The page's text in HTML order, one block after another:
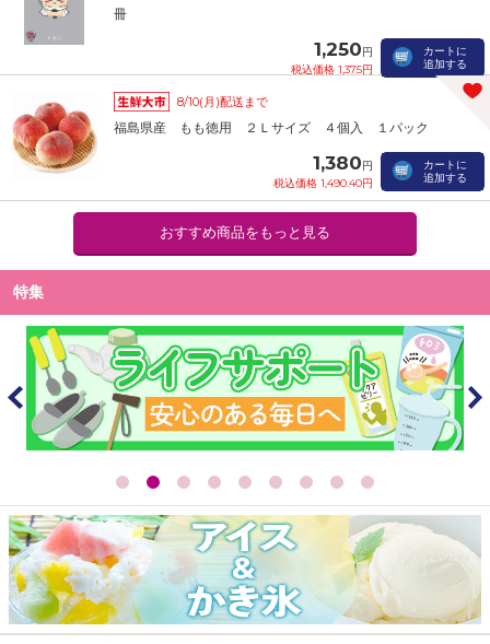
冊
1,250円
税込価格 1,375円
カートに
追加する
8/10(月)配送まで
福島県産 もも徳用 ２Ｌサイズ ４個入 １パック
1,380円
税込価格 1,490.40円
カートに
追加する
おすすめ商品をもっと見る
特集